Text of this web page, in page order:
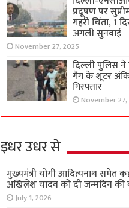
प्रदूषण पर
गहरी चिंता, 1
अगली सुनवाई
November 27, 2025
दिल्ली पुलिस ने
गैंग के शूटर
गिरफ्तार
November 27,
इधर उधर से
मुख्यमंत्री योगी आदित्यनाथ समेत
अखिलेश यादव को दी जन्मदिन की
July 1, 2026